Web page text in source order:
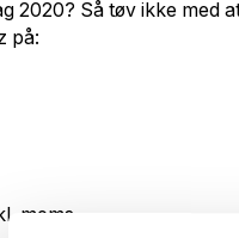
2020? Så tøv ikke med
på:
moms.